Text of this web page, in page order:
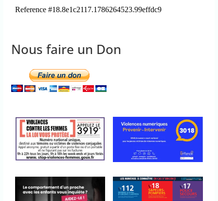
Nous faire un Don